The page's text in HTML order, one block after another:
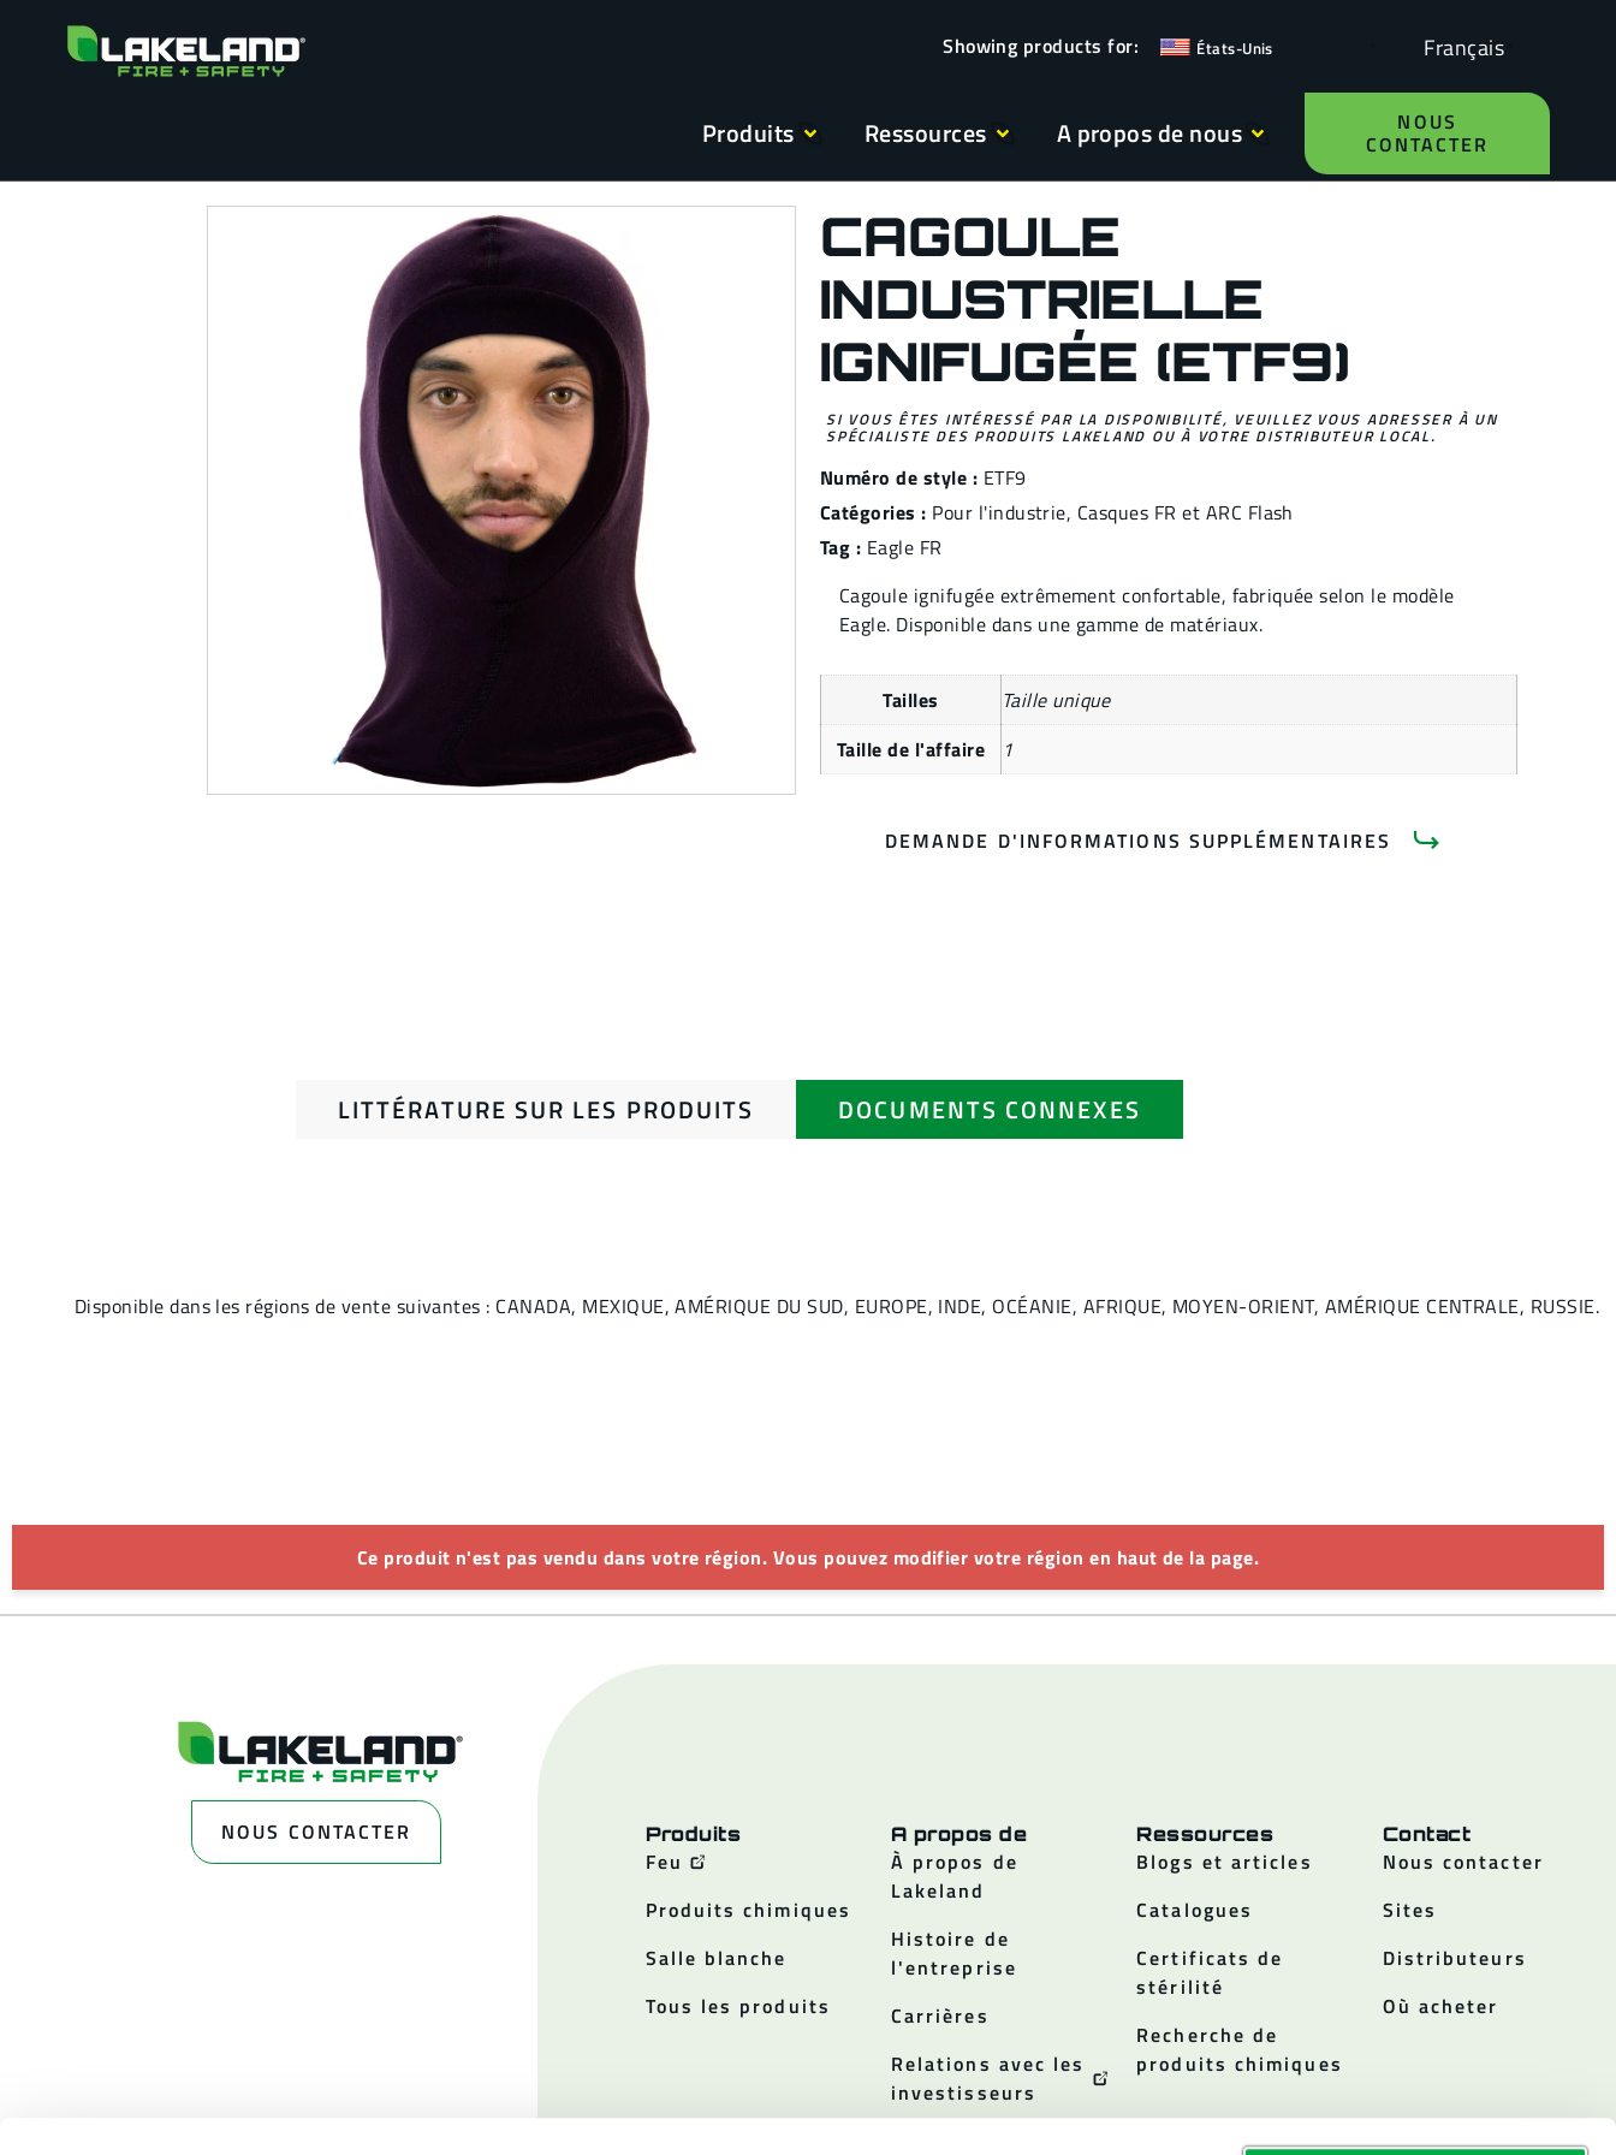
États-Unis Français
Produits Ressources A propos de nous NOUS
CONTACTER
CAGOULE
INDUSTRIELLE
IGNIFUGÉE (ETF9)
SI VOUS ÊTES INTÉRESSÉ PAR LA DISPONIBILITÉ, VEUILLEZ VOUS ADRESSER À UN
SPÉCIALISTE DES PRODUITS LAKELAND OU À VOTRE DISTRIBUTEUR LOCAL.
Numéro de style : ETF9
Catégories : Pour l'industrie, Casques FR et ARC Flash
Tag : Eagle FR
Cagoule ignifugée extrêmement confortable, fabriquée selon le modèle
Eagle. Disponible dans une gamme de matériaux.
Tailles
Taille unique
Taille de l'affaire
1
DEMANDE D'INFORMATIONS SUPPLÉMENTAIRES
LITTÉRATURE SUR LES PRODUITS DOCUMENTS CONNEXES
Disponible dans les régions de vente suivantes : CANADA, MEXIQUE, AMÉRIQUE DU SUD, EUROPE, INDE, OCÉANIE, AFRIQUE, MOYEN-ORIENT, AMÉRIQUE CENTRALE, RUSSIE.
Ce produit n'est pas vendu dans votre région. Vous pouvez modifier votre région en haut de la page.
NOUS CONTACTER Produits
Feu
Produits chimiques
Salle blanche
Tous les produits
A propos de
À propos de
Lakeland
Histoire de
l'entreprise
Carrières
Relations avec les
investisseurs
Ressources
Blogs et articles
Catalogues
Certificats de
stérilité
Recherche de
produits chimiques
Contact
Nous contacter
Sites
Distributeurs
Où acheter